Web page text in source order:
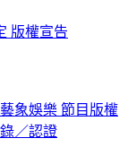
版權宣告
象娛樂 節目版權
／認證